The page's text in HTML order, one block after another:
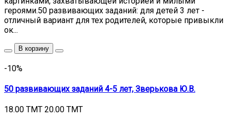
героями.50 развивающих заданий: для детей 3 лет -
отличный вариант для тех родителей, которые привыкли
ок...
В корзину
-10%
50 развивающих заданий 4-5 лет, Зверькова Ю.В.
18.00 TMT 20.00 TMT